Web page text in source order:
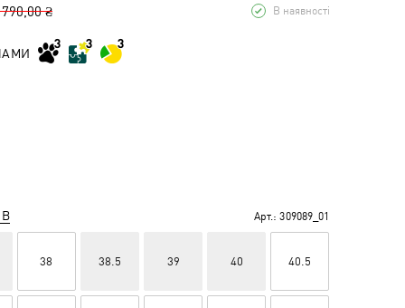
₴ В наявності
Арт.: 309089_01
38 38.5 39 40 40.5